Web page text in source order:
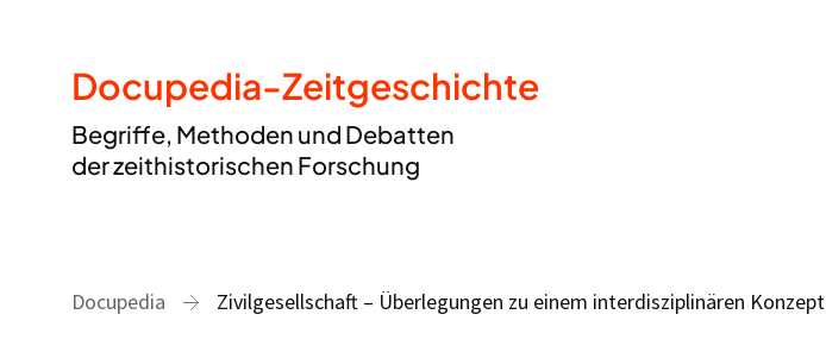
Docupedia-Zeitgeschichte
Begriffe, Methoden und Debatten
der zeithistorischen Forschung
Docupedia Zivilgesellschaft – Überlegungen zu einem interdisziplinären Konzept